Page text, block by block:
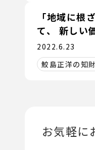
「地域に根
て、 新しい
るヘルスケ
目指します
2022.6.23
鮫島正洋の知
お気軽に